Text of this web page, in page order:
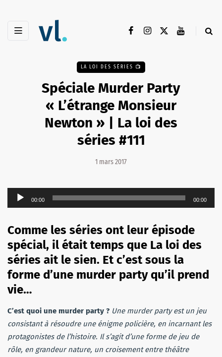
LA LOI DES SÉRIES 📺
Spéciale Murder Party
« L’étrange Monsieur
Newton » | La loi des
séries #111
1 mars 2017
Lecteur
audio
00:00 00:00
Comme les séries ont leur épisode
spécial, il était temps que La loi des
séries ait le sien. Et c’est sous la
forme d’une murder party qu’il prend
vie…
C’est quoi une murder party ? Une murder party est un jeu
consistant à résoudre une énigme policière, en incarnant les
protagonistes de l’histoire. Il s’agit d’une forme de jeu de
rôle, en grandeur nature, un croisement entre théâtre